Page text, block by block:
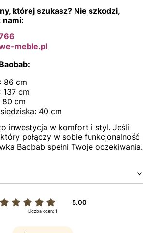
której szukasz? Nie szkodzi,
nami:
meble.pl
86 cm
137 cm
80 cm
40 cm
inwestycja w komfort i styl. Jeśli
połączy w sobie funkcjonalność
Baobab spełni Twoje oczekiwania.
5.00
Liczba ocen: 1